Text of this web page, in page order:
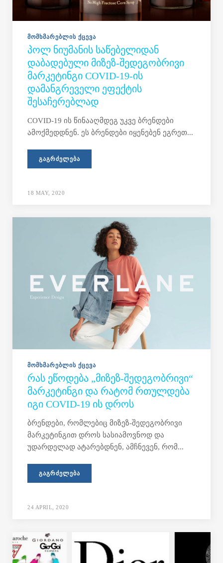
ᲛᲝᲛᲮᲛᲐᲠᲔᲑᲚᲘᲡ ᲥᲪᲔᲕᲐ
ᲞᲝᲚ ᲜᲘᲣᲛᲐᲜᲘᲡ ᲡᲐᲬᲔᲑᲔᲚᲘᲓᲐᲜ
ᲓᲐᲑᲐᲓᲔᲑᲣᲚᲘ ᲛᲘᲖᲔᲖ-ᲨᲔᲓᲔᲒᲝᲑᲠᲘᲕᲘ
ᲛᲐᲠᲙᲔᲢᲘᲜᲒᲘ COVID-19-ᲘᲡ
ᲓᲐᲛᲐᲜᲒᲠᲔᲕᲔᲚᲘ ᲔᲤᲔᲥᲢᲘᲡ
ᲨᲔᲡᲐᲩᲔᲠᲔᲑᲚᲐᲓ
COVID-19 ის წინააღმდეგ უკვე ბრენდები
ამოქმედდნენ. ეს ბრენდები იყენებენ ეგრეთ...
ᲒᲐᲒᲠᲫᲔᲚᲔᲑᲐ
18 MAY, 2020
ᲛᲝᲛᲮᲛᲐᲠᲔᲑᲚᲘᲡ ᲥᲪᲔᲕᲐ
ᲠᲐᲡ ᲔᲬᲝᲓᲔᲑᲐ „ᲛᲘᲖᲔᲖ-ᲨᲔᲓᲔᲒᲝᲑᲠᲘᲕᲘ“
ᲛᲐᲠᲙᲔᲢᲘᲜᲒᲘ ᲓᲐ ᲠᲐᲢᲝᲛ ᲠᲗᲣᲚᲓᲔᲑᲐ
ᲘᲒᲘ COVID-19 ᲘᲡ ᲓᲠᲝᲡ
ბრენდები, რომლებიც მიზეზ-შედეგობრივი
მარკეტინგით დროს სასიამოვნოდ და
უდარდელად ატარებდნენ, ამჩნევენ, რომ...
ᲒᲐᲒᲠᲫᲔᲚᲔᲑᲐ
24 APRIL, 2020